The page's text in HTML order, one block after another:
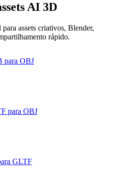
AI 3D
assets criativos, Blender,
rápido.
para OBJ
para OBJ
GLTF